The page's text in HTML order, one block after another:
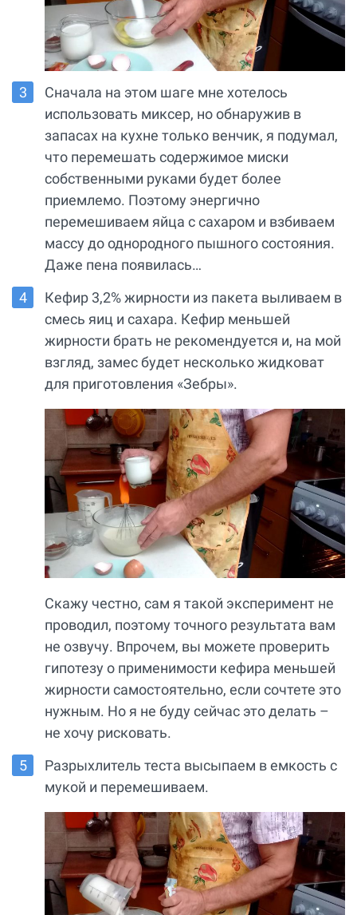
Сначала на этом шаге мне хотелось
использовать миксер, но обнаружив в
запасах на кухне только венчик, я подумал,
что перемешать содержимое миски
собственными руками будет более
приемлемо. Поэтому энергично
перемешиваем яйца с сахаром и взбиваем
массу до однородного пышного состояния.
Даже пена появилась…
Кефир 3,2% жирности из пакета выливаем в
смесь яиц и сахара. Кефир меньшей
жирности брать не рекомендуется и, на мой
взгляд, замес будет несколько жидковат
для приготовления «Зебры».
Скажу честно, сам я такой эксперимент не
проводил, поэтому точного результата вам
не озвучу. Впрочем, вы можете проверить
гипотезу о применимости кефира меньшей
жирности самостоятельно, если сочтете это
нужным. Но я не буду сейчас это делать –
не хочу рисковать.
Разрыхлитель теста высыпаем в емкость с
мукой и перемешиваем.